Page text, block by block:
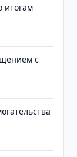
итогам
с